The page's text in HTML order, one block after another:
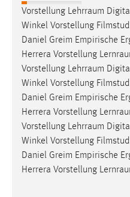
Vorstellung Lehrraum
Winkel Vorstellung
Daniel Greim Empirische
Herrera Vorstellung
Vorstellung Lehrraum
Winkel Vorstellung
Daniel Greim Empirische
Herrera Vorstellung
Vorstellung Lehrraum
Winkel Vorstellung
Daniel Greim Empirische
Herrera Vorstellung